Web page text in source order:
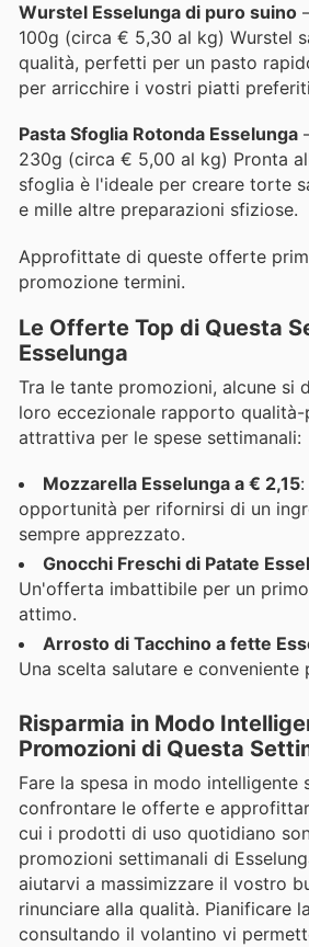
Wurstel Esselunga di puro suino
100g (circa € 5,30 al kg) Wurstel
qualità, perfetti per un pasto
per arricchire i vostri piatti
Pasta Sfoglia Rotonda Esselunga
230g (circa € 5,00 al kg) Pronta
sfoglia è l'ideale per creare torte
e mille altre preparazioni sfiziose.
Approfittate di queste offerte
promozione termini.
Le Offerte Top di Questa
Esselunga
Tra le tante promozioni, alcune si
loro eccezionale rapporto
attrattiva per le spese settimanali:
Mozzarella Esselunga a € 2,15
opportunità per rifornirsi di un
sempre apprezzato.
Gnocchi Freschi di Patate
Un'offerta imbattibile per un
attimo.
Arrosto di Tacchino a fette
Una scelta salutare e conveniente
Risparmia in Modo
Promozioni di Questa
Fare la spesa in modo intelligente
confrontare le offerte e
cui i prodotti di uso quotidiano
promozioni settimanali di
aiutarvi a massimizzare il vostro
rinunciare alla qualità. Pianificare
consultando il volantino vi